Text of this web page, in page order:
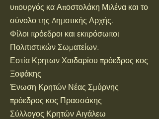
υπουργός κα Αποστολάκη Μιλένα και το
σύνολο της Δημοτικής Αρχής.
Φίλοι πρόεδροι και εκπρόσωποι
Πολιτιστικών Σωματείων.
Εστία Κρητων Χαιδαρίου πρόεδρος κος
Ξοφάκης
Ένωση Κρητών Νέας Σμύρνης
πρόεδρος κος Πρασσάκης
Σύλλογος Κρητών Αιγάλεω